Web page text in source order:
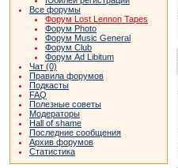
Все форумы
Форум Lost Lennon Tapes
Форум Photo
Форум Music General
Форум Club
Форум Ad Libitum
Чат (0)
Правила форумов
Подкасты
FAQ
Полезные советы
Модераторы
Hall of shame
Последние сообщения
Архив форумов
Статистика